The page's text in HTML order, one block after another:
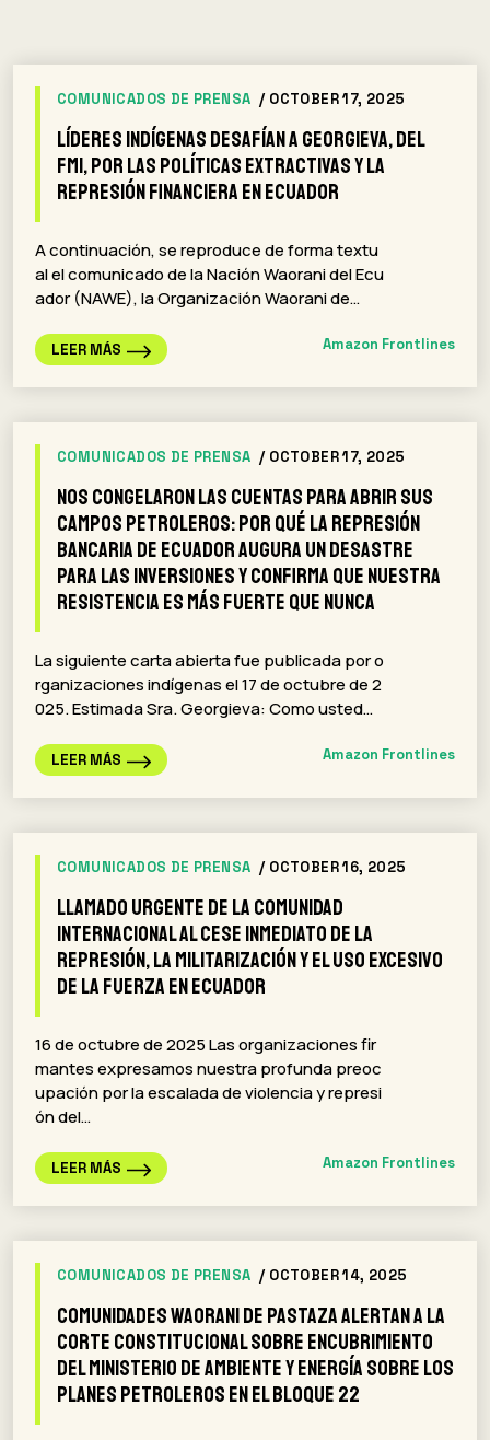
COMUNICADOS DE PRENSA / OCTOBER 17, 2025
Líderes indígenas desafían a Georgieva, del
FMI, por las políticas extractivas y la
represión financiera en Ecuador
A continuación, se reproduce de forma textu
al el comunicado de la Nación Waorani del Ecu
ador (NAWE), la Organización Waorani de…
LEER MÁS Amazon Frontlines
COMUNICADOS DE PRENSA / OCTOBER 17, 2025
Nos congelaron las cuentas para abrir sus
campos petroleros: Por qué la represión
bancaria de Ecuador augura un desastre
para las inversiones y confirma que nuestra
resistencia es más fuerte que nunca
La siguiente carta abierta fue publicada por o
rganizaciones indígenas el 17 de octubre de 2
025. Estimada Sra. Georgieva: Como usted…
LEER MÁS Amazon Frontlines
COMUNICADOS DE PRENSA / OCTOBER 16, 2025
Llamado urgente de la comunidad
internacional al cese inmediato de la
represión, la militarización y el uso excesivo
de la fuerza en Ecuador
16 de octubre de 2025 Las organizaciones fir
mantes expresamos nuestra profunda preoc
upación por la escalada de violencia y represi
ón del…
LEER MÁS Amazon Frontlines
COMUNICADOS DE PRENSA / OCTOBER 14, 2025
Comunidades Waorani de Pastaza alertan a la
corte constitucional sobre encubrimiento
del Ministerio de Ambiente y Energía sobre los
planes petroleros en el Bloque 22